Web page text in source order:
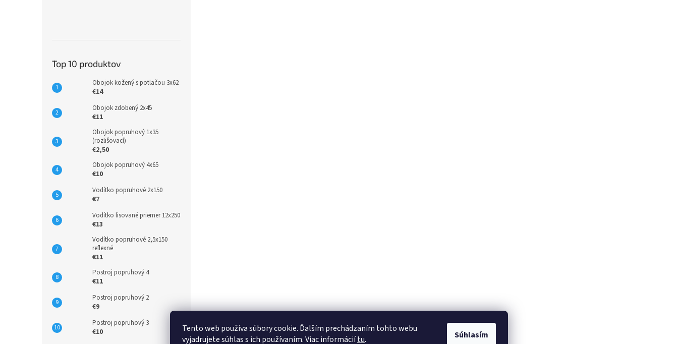
Tento web používa súbory cookie. Ďalším prechádzaním tohto webu
vyjadrujete súhlas s ich používaním. Viac informáciítu. Súhlasím
Top 10 produktov
Obojok kožený s potlačou 3x62
€14
Obojok zdobený 2x45
€11
Obojok popruhový 1x35
(rozlišovací)
€2,50
Obojok popruhový 4x65
€10
Vodítko popruhové 2x150
€7
Vodítko lisované priemer 12x250
€13
Vodítko popruhové 2,5x150
reflexné
€11
Postroj popruhový 4
€11
Postroj popruhový 2
€9
Postroj popruhový 3
€10